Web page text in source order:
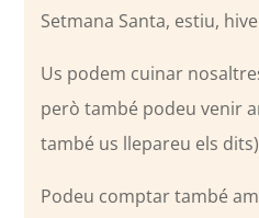
Setmana Santa, estiu,
Us podem cuinar
però també podeu venir
també us llepareu els dits)
Podeu comptar també